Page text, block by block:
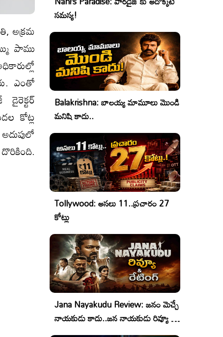
అక్రమ
పాము
ఎంతో
కోట్ల
సమస్య!
Balakrishna: బాలయ్య మామూలు మొండి
మనిషి కాదు..
Tollywood: అసలు 11..ప్రచారం 27
కోట్లు
Jana Nayakudu Review: జనం మెచ్చే
నాయకుడు కాదు..జన నాయకుడు రివ్యూ &
రేటింగ్!